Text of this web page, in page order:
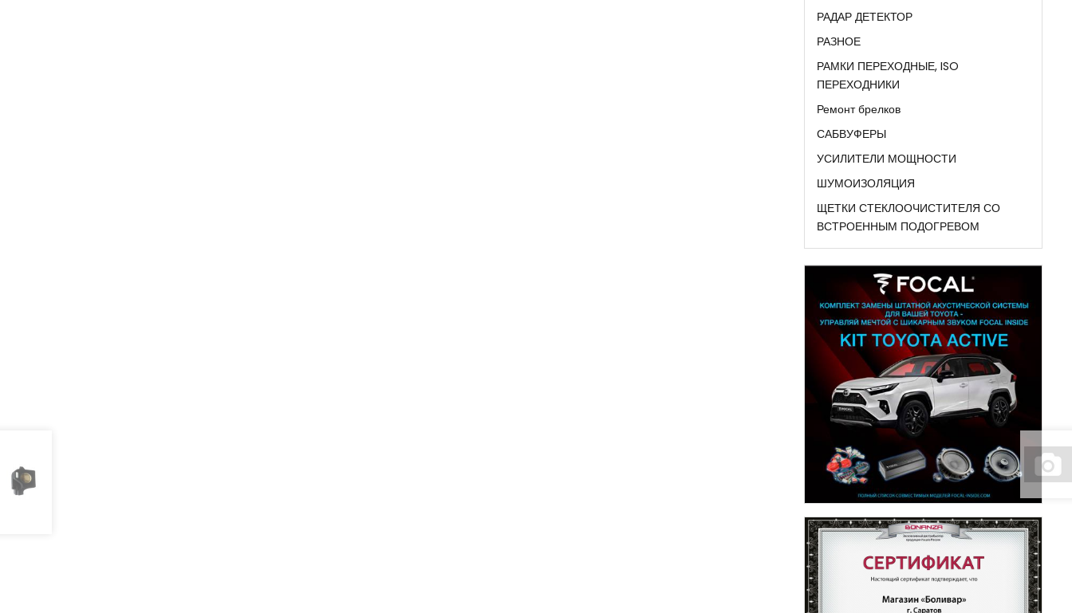
РАДАР ДЕТЕКТОР
РАЗНОЕ
РАМКИ ПЕРЕХОДНЫЕ, ISO
ПЕРЕХОДНИКИ
Ремонт брелков
САБВУФЕРЫ
УСИЛИТЕЛИ МОЩНОСТИ
ШУМОИЗОЛЯЦИЯ
ЩЕТКИ СТЕКЛООЧИСТИТЕЛЯ СО
ВСТРОЕННЫМ ПОДОГРЕВОМ